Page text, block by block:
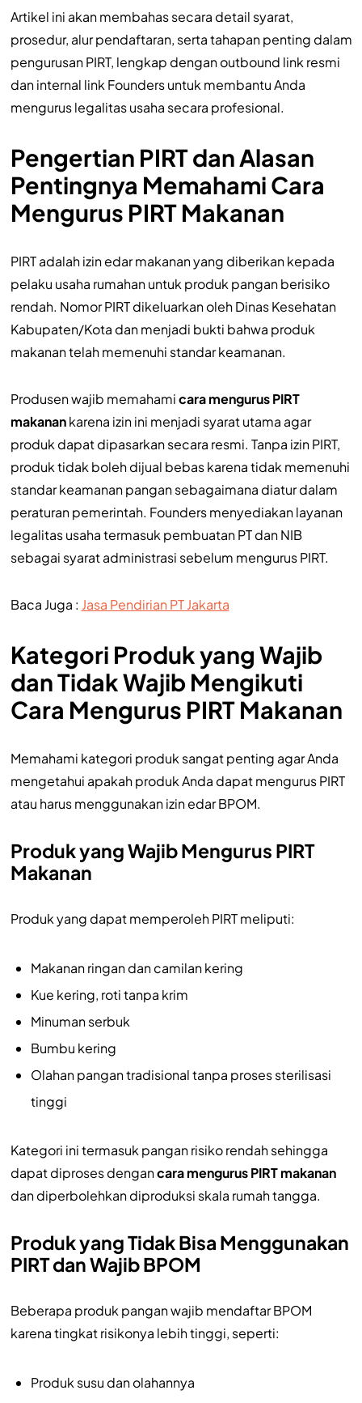
Artikel ini akan membahas secara detail syarat,
prosedur, alur pendaftaran, serta tahapan penting dalam
pengurusan PIRT, lengkap dengan outbound link resmi
dan internal link Founders untuk membantu Anda
mengurus legalitas usaha secara profesional.
Pengertian PIRT dan Alasan
Pentingnya Memahami Cara
Mengurus PIRT Makanan
PIRT adalah izin edar makanan yang diberikan kepada
pelaku usaha rumahan untuk produk pangan berisiko
rendah. Nomor PIRT dikeluarkan oleh Dinas Kesehatan
Kabupaten/Kota dan menjadi bukti bahwa produk
makanan telah memenuhi standar keamanan.
Produsen wajib memahamicara mengurus PIRT
makanankarena izin ini menjadi syarat utama agar
produk dapat dipasarkan secara resmi. Tanpa izin PIRT,
produk tidak boleh dijual bebas karena tidak memenuhi
standar keamanan pangan sebagaimana diatur dalam
peraturan pemerintah. Founders menyediakan layanan
legalitas usaha termasuk pembuatan PT dan NIB
sebagai syarat administrasi sebelum mengurus PIRT.
Baca Juga : Jasa Pendirian PT Jakarta
Kategori Produk yang Wajib
dan Tidak Wajib Mengikuti
Cara Mengurus PIRT Makanan
Memahami kategori produk sangat penting agar Anda
mengetahui apakah produk Anda dapat mengurus PIRT
atau harus menggunakan izin edar BPOM.
Produk yang Wajib Mengurus PIRT
Makanan
Produk yang dapat memperoleh PIRT meliputi:
Makanan ringan dan camilan kering
Kue kering, roti tanpa krim
Minuman serbuk
Bumbu kering
Olahan pangan tradisional tanpa proses sterilisasi
tinggi
Kategori ini termasuk pangan risiko rendah sehingga
dapat diproses dengancara mengurus PIRT makanan
dan diperbolehkan diproduksi skala rumah tangga.
Produk yang Tidak Bisa Menggunakan
PIRT dan Wajib BPOM
Beberapa produk pangan wajib mendaftar BPOM
karena tingkat risikonya lebih tinggi, seperti:
Produk susu dan olahannya